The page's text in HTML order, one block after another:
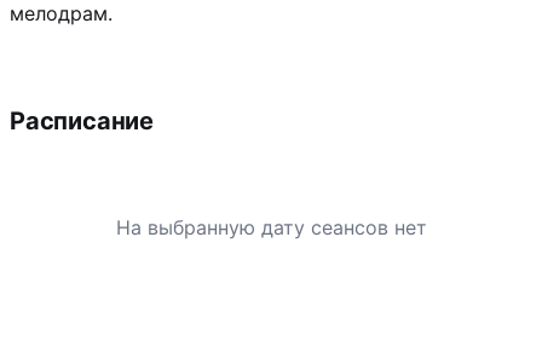
мелодрам.
Расписание
На выбранную дату сеансов нет